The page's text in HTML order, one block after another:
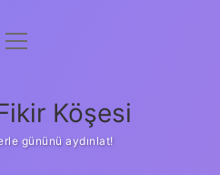
Uyarı
menüyü
Köşesi
gününü aydınlat!